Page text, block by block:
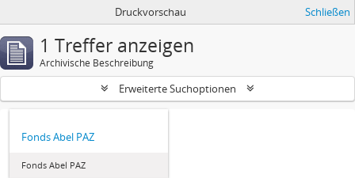
Druckvorschau Schließen
1 Treffer anzeigen
Archivische Beschreibung
Erweiterte Suchoptionen
Fonds Abel PAZ
Fonds Abel PAZ